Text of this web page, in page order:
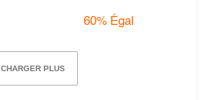
60% Égal
CHARGER PLUS